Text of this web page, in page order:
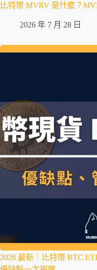
比特幣 MVRV 是什麼？
2026 年 7 月 28 日
2026 最新｜比特幣 BTC